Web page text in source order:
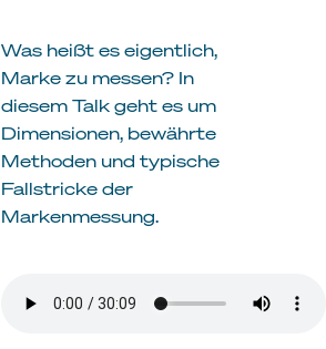
Was heißt es eigentlich,
Marke zu messen? In
diesem Talk geht es um
Dimensionen, bewährte
Methoden und typische
Fallstricke der
Markenmessung.